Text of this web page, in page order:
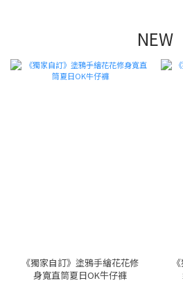
NEW
《獨家自訂》塗鴉手繪花花修
身寬直筒夏日OK牛仔褲